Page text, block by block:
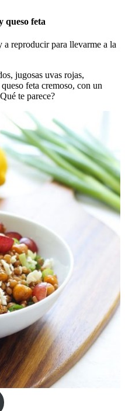
queso feta
reproducir para llevarme a la
jugosas uvas rojas,
feta cremoso, con un
te parece?